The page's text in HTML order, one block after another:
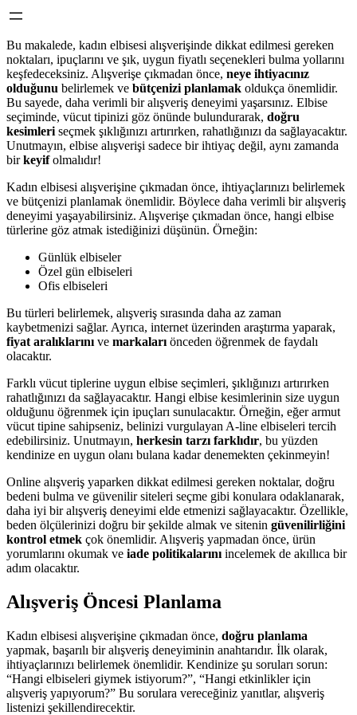
Bu makalede, kadın elbisesi alışverişinde dikkat edilmesi gereken
noktaları, ipuçlarını ve şık, uygun fiyatlı seçenekleri bulma yollarını
keşfedeceksiniz. Alışverişe çıkmadan önce, neye ihtiyacınız
olduğunu belirlemek ve bütçenizi planlamak oldukça önemlidir.
Bu sayede, daha verimli bir alışveriş deneyimi yaşarsınız. Elbise
seçiminde, vücut tipinizi göz önünde bulundurarak, doğru
kesimleri seçmek şıklığınızı artırırken, rahatlığınızı da sağlayacaktır.
Unutmayın, elbise alışverişi sadece bir ihtiyaç değil, aynı zamanda
birkeyifolmalıdır!
Kadın elbisesi alışverişine çıkmadan önce, ihtiyaçlarınızı belirlemek
ve bütçenizi planlamak önemlidir. Böylece daha verimli bir alışveriş
deneyimi yaşayabilirsiniz. Alışverişe çıkmadan önce, hangi elbise
türlerine göz atmak istediğinizi düşünün. Örneğin:
Günlük elbiseler
Özel gün elbiseleri
Ofis elbiseleri
Bu türleri belirlemek, alışveriş sırasında daha az zaman
kaybetmenizi sağlar. Ayrıca, internet üzerinden araştırma yaparak,
fiyat aralıklarını ve markaları önceden öğrenmek de faydalı
olacaktır.
Farklı vücut tiplerine uygun elbise seçimleri, şıklığınızı artırırken
rahatlığınızı da sağlayacaktır. Hangi elbise kesimlerinin size uygun
olduğunu öğrenmek için ipuçları sunulacaktır. Örneğin, eğer armut
vücut tipine sahipseniz, belinizi vurgulayan A-line elbiseleri tercih
edebilirsiniz. Unutmayın, herkesin tarzı farklıdır, bu yüzden
kendinize en uygun olanı bulana kadar denemekten çekinmeyin!
Online alışveriş yaparken dikkat edilmesi gereken noktalar, doğru
bedeni bulma ve güvenilir siteleri seçme gibi konulara odaklanarak,
daha iyi bir alışveriş deneyimi elde etmenizi sağlayacaktır. Özellikle,
beden ölçülerinizi doğru bir şekilde almak ve sitenin güvenilirliğini
kontrol etmek çok önemlidir. Alışveriş yapmadan önce, ürün
yorumlarını okumak ve iade politikalarını incelemek de akıllıca bir
adım olacaktır.
Alışveriş Öncesi Planlama
Kadın elbisesi alışverişine çıkmadan önce, doğru planlama
yapmak, başarılı bir alışveriş deneyiminin anahtarıdır. İlk olarak,
ihtiyaçlarınızı belirlemek önemlidir. Kendinize şu soruları sorun:
“Hangi elbiseleri giymek istiyorum?”, “Hangi etkinlikler için
alışveriş yapıyorum?” Bu sorulara vereceğiniz yanıtlar, alışveriş
listenizi şekillendirecektir.